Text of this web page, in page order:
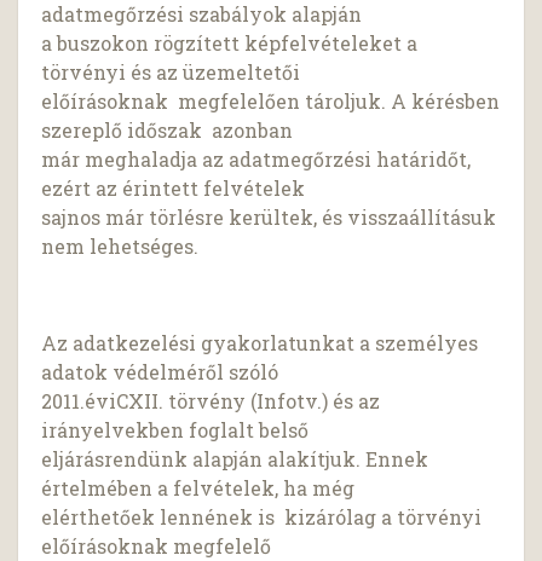
adatmegőrzési szabályok alapján
a buszokon rögzített képfelvételeket a
törvényi és az üzemeltetői
előírásoknak megfelelően tároljuk. A kérésben
szereplő időszak azonban
már meghaladja az adatmegőrzési határidőt,
ezért az érintett felvételek
sajnos már törlésre kerültek, és visszaállításuk
nem lehetséges.
Az adatkezelési gyakorlatunkat a személyes
adatok védelméről szóló
2011.éviCXII. törvény (Infotv.) és az
irányelvekben foglalt belső
eljárásrendünk alapján alakítjuk. Ennek
értelmében a felvételek, ha még
elérthetőek lennének is kizárólag a törvényi
előírásoknak megfelelő